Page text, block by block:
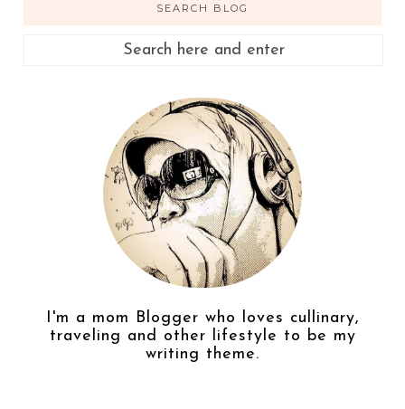
SEARCH BLOG
I'm a mom Blogger who loves cullinary,
traveling and other lifestyle to be my
writing theme.